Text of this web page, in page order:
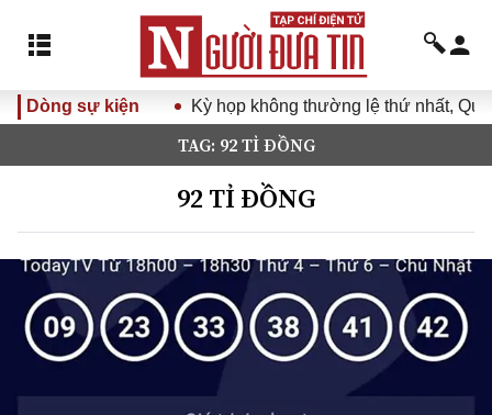
Dòng sự kiện Kỳ họp không thường lệ thứ nhất,
TAG: 92 TỈ ĐỒNG
92 TỈ ĐỒNG